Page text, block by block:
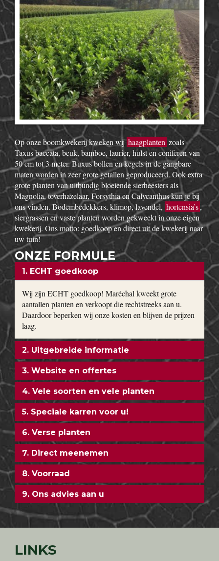
Op onze boomkwekerij kweken wijhaagplanten zoals
Taxus baccata, beuk, bamboe, laurier, hulst en coniferen van
50 cm tot 3 meter. Buxus bollen en kegels in de gangbare
maten worden in zeer grote getallen geproduceerd. Ook extra
grote planten van uitbundig bloeiende sierheesters als
Magnolia, toverhazelaar, Forsythia en Calycanthus kun je bij
ons vinden. Bodembedekkers, klimop, lavendel, hortensia’s,
siergrassen en vaste planten worden gekweekt in onze eigen
kwekerij. Ons motto: goedkoop en direct uit de kwekerij naar
uw tuin!
ONZE FORMULE
1. ECHT goedkoop
Wij zijn ECHT goedkoop! Maréchal kweekt grote
aantallen planten en verkoopt die rechtstreeks aan u.
Daardoor beperken wij onze kosten en blijven de prijzen
laag.
2. Uitgebreide informatie
3. Website en offertes
4. Vele soorten en vele planten
5. Speciale karren voor u!
6. Verse planten
7. Direct meenemen
8. Voorraad
9. Ons advies aan u
LINKS